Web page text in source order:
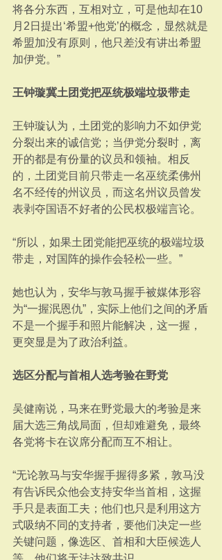
将各分东西，互相对立，可是他却在10
月2日提出‘希盟+他党’的概念，显然就是
希盟加没有原则，他只差没有讲出希盟
加伊党。”
王钟璇冀土团党把巫统极端垃圾带走
王钟璇认为，土团党的影响力不如伊党
分裂出来的诚信党；当伊党分裂时，离
开的都是有份量的议员和领袖。相反
的，土团党目前只带走一名巫统柔佛州
名不经传的州议员，而这名州议员曾发
表剥夺国语不好者的公民权极端言论。
“所以，如果土团党能把巫统的极端垃圾
带走，对国阵的操作会轻松一些。”
她也认为，安华与敦马握手被媒体形容
为“一握泯恩仇”，实际上他们之间的矛盾
不是一个握手和照片能解决，这一握，
更突显是为了政治利益。
选区分配与首相人选考验在野党
吴健南说，马来在野党最大的考验是来
届大选三角战局面，但却难避免，最终
各党将卡在议席分配而互不相让。
“无论敦马与安华握手握得多紧，敦马没
有告诉民众他会支持安华当首相，这握
手只是表面工夫；他们也只是利用这方
式吸纳不同的支持者，要他们决定一些
关键问题，像选区、首相和大臣候选人